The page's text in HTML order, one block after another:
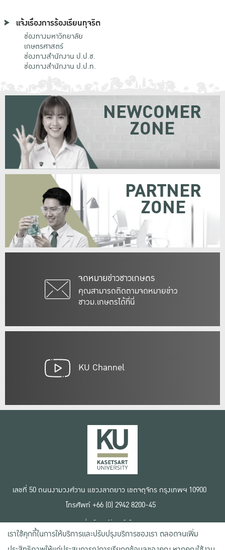
แจ้งเรื่องการร้องเรียนทุจริต
ช่องทางมหาวิทยาลัย
เกษตรศาสตร์
ช่องทางสำนักงาน ป.ป.ช.
ช่องทางสำนักงาน ป.ป.ท.
จดหมายข่าวชาวเกษตร
คุณสามารถติดตามจดหมายข่าว
ชาวม.เกษตรได้ที่นี่
NEWCOMER
ZONE
PARTNER
ZONE
KU Channel
เลขที่ 50 ถนนงามวงศ์วาน แขวงลาดยาว เขตจตุจักร กรุงเทพฯ 10900
โทรศัพท์ +66 (0) 2942 8200-45
เงื่อนไขการใช้งานเว็บไซต์
ข้อตกลงด้านสิทธิ์ใช้งาน
นโยบายความเป็นส่วนตัว
เราใช้คุกกี้ในการให้บริการและปรับปรุงบริการของเรา ตลอดจนเพิ่ม